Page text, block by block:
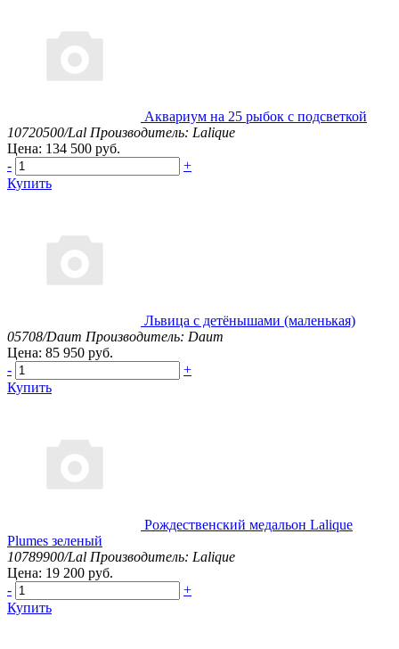
Аквариум на 25 рыбок с подсветкой
10720500/Lal Производитель: Lalique
Цена: 134 500 руб.
-
+
Купить
Львица с детёнышами (маленькая)
05708/Daum Производитель: Daum
Цена: 85 950 руб.
-
+
Купить
Рождественский медальон Lalique
Plumes зеленый
10789900/Lal Производитель: Lalique
Цена: 19 200 руб.
-
+
Купить